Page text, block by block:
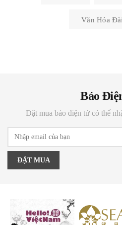
Văn Hóa
Báo
Đặt mua báo điện tử có thể
ĐẶT MUA